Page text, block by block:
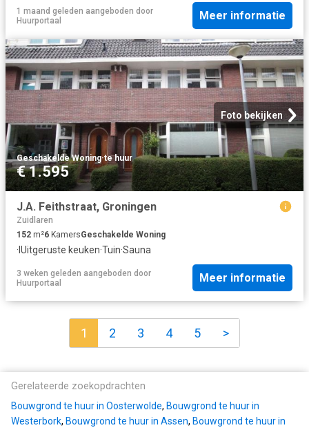
1 maand geleden aangeboden door
Huurportaal
Meer informatie
Foto bekijken
Geschakelde Woning·te huur
€ 1.595
J.A. Feithstraat, Groningen
Zuidlaren
152 m²6 KamersGeschakelde Woning
· IUitgeruste keuken·Tuin·Sauna
3 weken geleden aangeboden door
Huurportaal
Meer informatie
1 2 3 4 5 >
Gerelateerde zoekopdrachten
Bouwgrond te huur in Oosterwolde, Bouwgrond te huur in
Westerbork, Bouwgrond te huur in Assen, Bouwgrond te huur in